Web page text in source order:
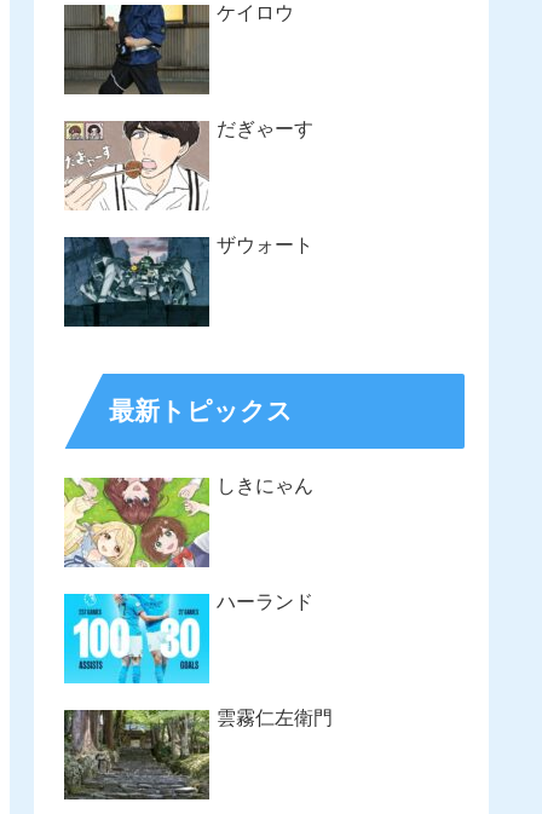
ケイロウ
だぎゃーす
ザウォート
最新トピックス
しきにゃん
ハーランド
雲霧仁左衛門